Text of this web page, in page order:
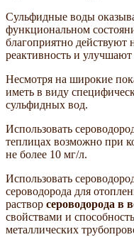
Сульфидные воды
функциональном
благоприятно
реактивность и
Несмотря на широкие
иметь в виду
сульфидных вод.
Использовать
теплицах возможно при
не более 10 мг/л.
Использовать
сероводорода для
раствор сероводорода в
свойствами и
металлических